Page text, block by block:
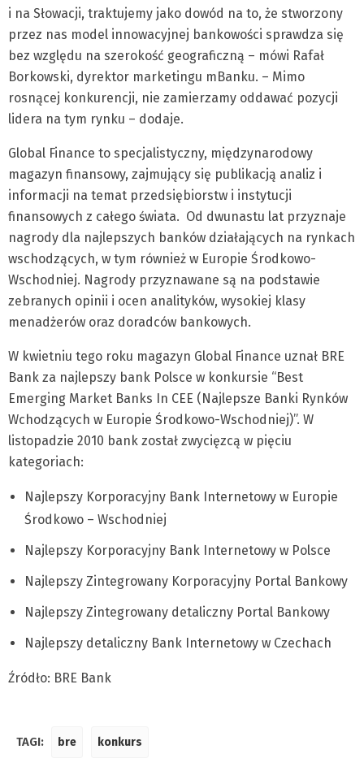
i na Słowacji, traktujemy jako dowód na to, że stworzony
przez nas model innowacyjnej bankowości sprawdza się
bez względu na szerokość geograficzną – mówi Rafał
Borkowski, dyrektor marketingu mBanku. – Mimo
rosnącej konkurencji, nie zamierzamy oddawać pozycji
lidera na tym rynku – dodaje.
Global Finance to specjalistyczny, międzynarodowy
magazyn finansowy, zajmujący się publikacją analiz i
informacji na temat przedsiębiorstw i instytucji
finansowych z całego świata. Od dwunastu lat przyznaje
nagrody dla najlepszych banków działających na rynkach
wschodzących, w tym również w Europie Środkowo-
Wschodniej. Nagrody przyznawane są na podstawie
zebranych opinii i ocen analityków, wysokiej klasy
menadżerów oraz doradców bankowych.
W kwietniu tego roku magazyn Global Finance uznał BRE
Bank za najlepszy bank Polsce w konkursie “Best
Emerging Market Banks In CEE (Najlepsze Banki Rynków
Wchodzących w Europie Środkowo-Wschodniej)”. W
listopadzie 2010 bank został zwycięzcą w pięciu
kategoriach:
Najlepszy Korporacyjny Bank Internetowy w Europie
Środkowo – Wschodniej
Najlepszy Korporacyjny Bank Internetowy w Polsce
Najlepszy Zintegrowany Korporacyjny Portal Bankowy
Najlepszy Zintegrowany detaliczny Portal Bankowy
Najlepszy detaliczny Bank Internetowy w Czechach
Źródło: BRE Bank
TAGI: bre konkurs